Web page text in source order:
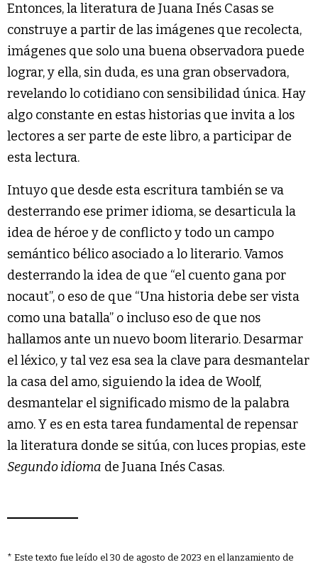
Entonces, la literatura de Juana Inés Casas se
construye a partir de las imágenes que recolecta,
imágenes que solo una buena observadora puede
lograr, y ella, sin duda, es una gran observadora,
revelando lo cotidiano con sensibilidad única. Hay
algo constante en estas historias que invita a los
lectores a ser parte de este libro, a participar de
esta lectura.
Intuyo que desde esta escritura también se va
desterrando ese primer idioma, se desarticula la
idea de héroe y de conflicto y todo un campo
semántico bélico asociado a lo literario. Vamos
desterrando la idea de que “el cuento gana por
nocaut”, o eso de que “Una historia debe ser vista
como una batalla” o incluso eso de que nos
hallamos ante un nuevo boom literario. Desarmar
el léxico, y tal vez esa sea la clave para desmantelar
la casa del amo, siguiendo la idea de Woolf,
desmantelar el significado mismo de la palabra
amo. Y es en esta tarea fundamental de repensar
la literatura donde se sitúa, con luces propias, este
Segundo idioma de Juana Inés Casas.
* Este texto fue leído el 30 de agosto de 2023 en el lanzamiento de